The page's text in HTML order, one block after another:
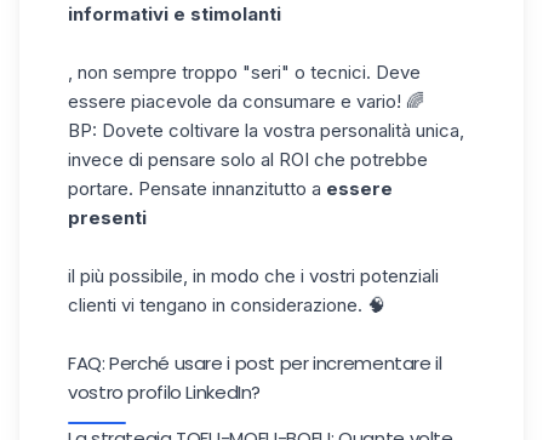
informativi e stimolanti
, non sempre troppo "seri" o tecnici. Deve
essere piacevole da consumare e vario! 🌈
BP: Dovete coltivare la vostra personalità unica,
invece di pensare solo al ROI che potrebbe
portare. Pensate innanzitutto a essere
presenti
il più possibile, in modo che i vostri potenziali
clienti vi tengano in considerazione. 🧠
FAQ: Perché usare i post per incrementare il
vostro profilo LinkedIn?